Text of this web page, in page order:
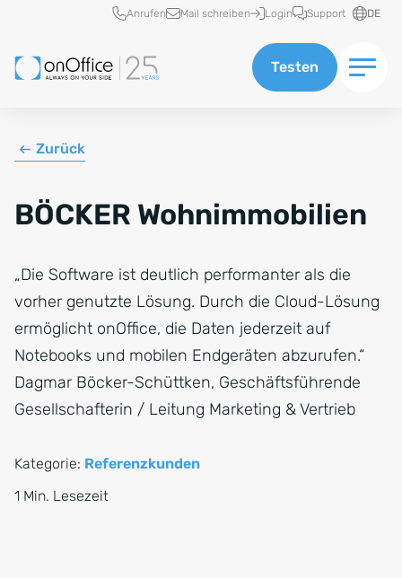
Schnellzugriff
Anrufen Mail schreiben Login Support DE
Testen
Zurück
BÖCKER Wohnimmobilien
„Die Software ist deutlich performanter als die
vorher genutzte Lösung. Durch die Cloud-Lösung
ermöglicht onOffice, die Daten jederzeit auf
Notebooks und mobilen Endgeräten abzurufen.“
Dagmar Böcker-Schüttken, Geschäftsführende
Gesellschafterin / Leitung Marketing & Vertrieb
Kategorie: Referenzkunden
1 Min. Lesezeit